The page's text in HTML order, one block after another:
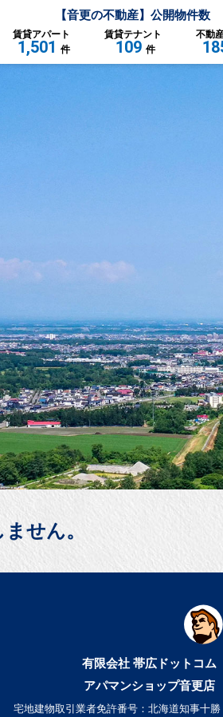
【音更の不動産】公開物件数
賃貸アパート
1,501 件
賃貸テナント
109 件
不動
せん。
有限会社 帯広ドットコム
アパマンショップ音更店
宅地建物取引業者免許番号：北海道知事十